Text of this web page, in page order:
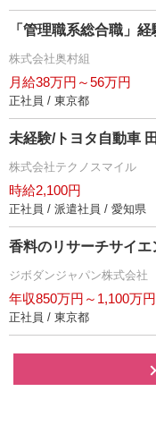
「管理職系総合職」
株式会社奥村組
月給38万円～56万円
正社員 / 東京都
未経験/トヨタ自動車
株式会社テクノスマイル
時給2,100円
正社員 / 派遣社員 / 愛知県
香料のリサーチサイ
ジボダンジャパン株式会社
年収850万円～1,100万円
正社員 / 東京都